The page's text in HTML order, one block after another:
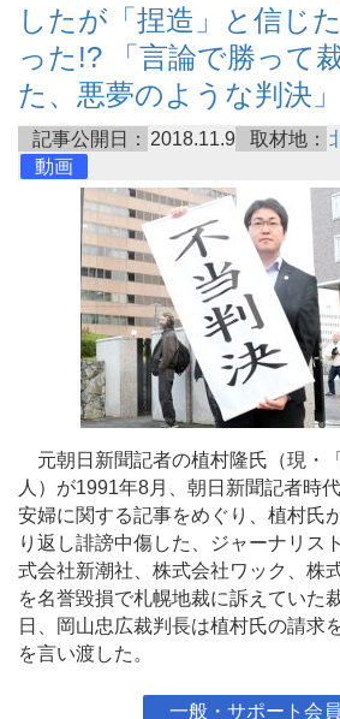
したが「捏造」と信じ
った!? 「言論で勝って
た、悪夢のような判決」
記事公開日： 2018.11.9 取材地：
動画
元朝日新聞記者の植村隆氏（現・
人）が1991年8月、朝日新聞記者時
安婦に関する記事をめぐり、植村氏
り返し誹謗中傷した、ジャーナリス
式会社新潮社、株式会社ワック、株
を名誉毀損で札幌地裁に訴えていた
日、岡山忠広裁判長は植村氏の請求
を言い渡した。
一般・サポート会員